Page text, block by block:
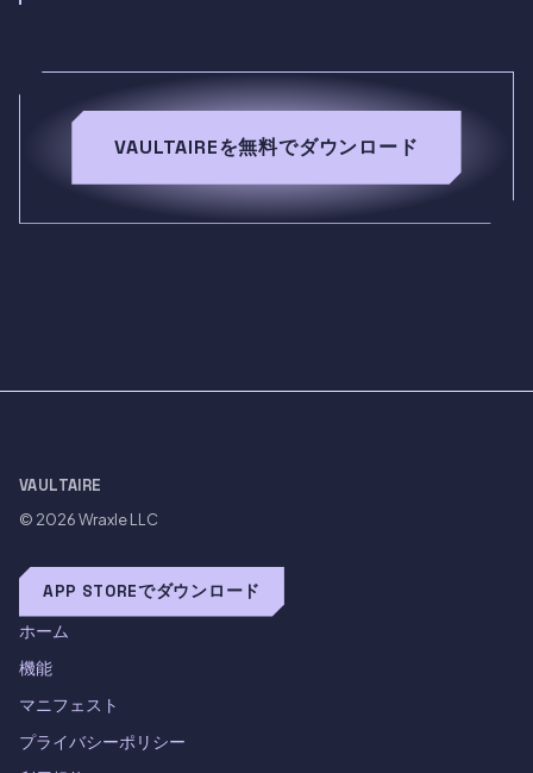
VAULTAIREを無料でダウンロード
VAULTAIRE
© 2026Wraxle LLC
APP STOREでダウンロード
ホーム
機能
マニフェスト
プライバシーポリシー